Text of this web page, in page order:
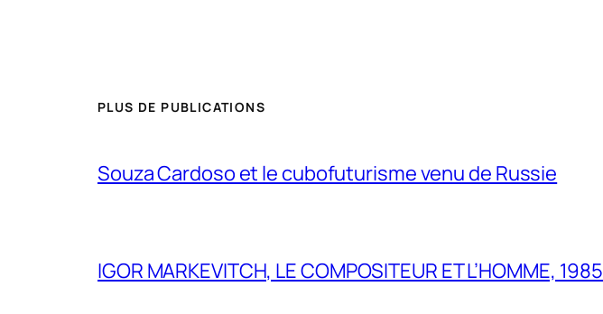
PLUS DE PUBLICATIONS
Souza Cardoso et le cubofuturisme venu de Russie
IGOR MARKEVITCH, LE COMPOSITEUR ET L’HOMME, 1985